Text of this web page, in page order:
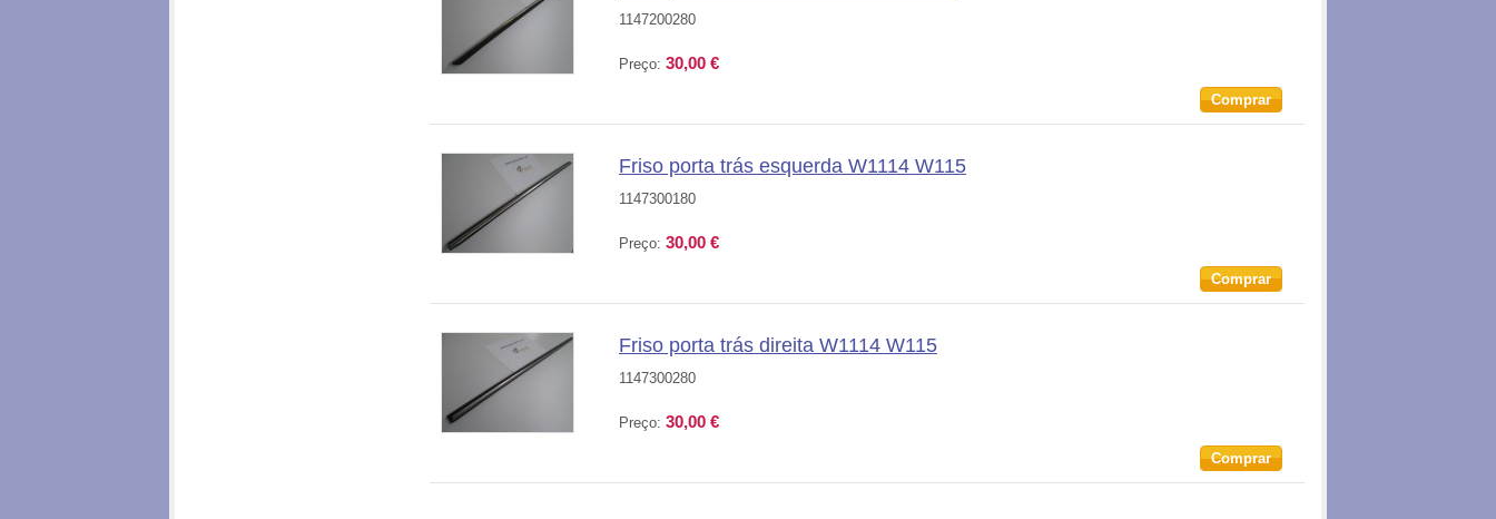
1147200280
Preço: 30,00 €
Comprar
Friso porta trás esquerda W1114 W115
1147300180
Preço: 30,00 €
Comprar
Friso porta trás direita W1114 W115
1147300280
Preço: 30,00 €
Comprar